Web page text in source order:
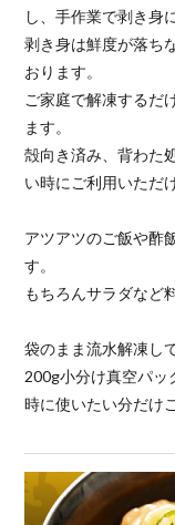
し、手作業で剥き身
剥き身は鮮度が落ち
おります。
ご家庭で解凍するだ
ます。
殻向き済み、背わた
い時にご利用いただ
アツアツのご飯や酢
す。
もちろんサラダなど
袋のまま流水解凍し
200g小分け真空パッ
時に使いたい分だけ